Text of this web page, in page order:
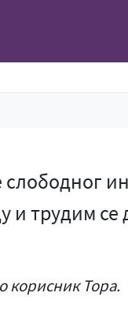
и трудим се
корисник Тора.